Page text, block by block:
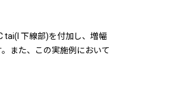
tai(l 下線部)を付加し、増幅
また、この実施例において